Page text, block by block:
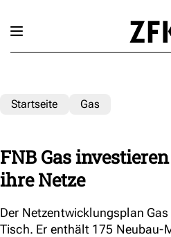
Startseite Gas
FNB Gas
ihre Netze
Der Netzentwicklungsplan
Tisch. Er enthält 175 Neubau-